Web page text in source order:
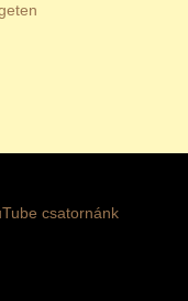
csatornánk